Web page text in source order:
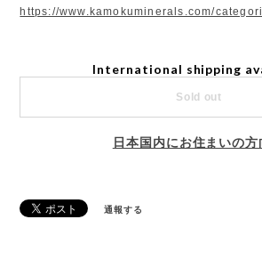
https://www.kamokuminerals.com/
International shipping
Sold out
日本国内にお住まいの方
通報する